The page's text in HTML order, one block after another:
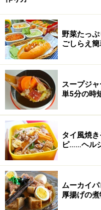
醤油
■からあげの材料
鶏もも肉
醤油
酒
はちみつ
塩
ニンニク
生姜
野菜たっ
ごしらえ簡
スープジ
単5分の時
タイ風焼
ピ……ヘル
ムーカイ
厚揚げの